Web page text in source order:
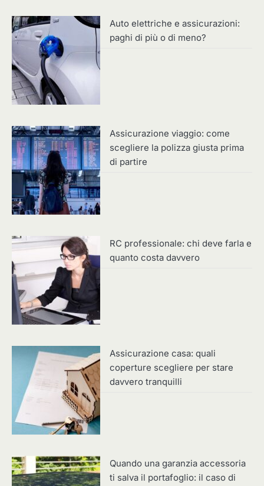
Auto elettriche e assicurazioni:
paghi di più o di meno?
Assicurazione viaggio: come
scegliere la polizza giusta prima
di partire
RC professionale: chi deve farla e
quanto costa davvero
Assicurazione casa: quali
coperture scegliere per stare
davvero tranquilli
Quando una garanzia accessoria
ti salva il portafoglio: il caso di